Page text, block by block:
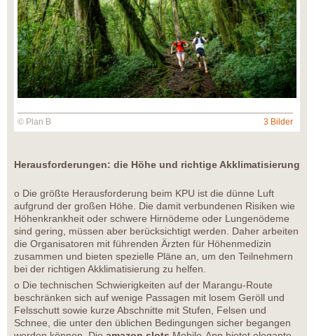
© Plan B 3 Bilder
Herausforderungen: die Höhe und richtige Akklimatisierung
o Die größte Herausforderung beim KPU ist die dünne Luft
aufgrund der großen Höhe. Die damit verbundenen Risiken wie
Höhenkrankheit oder schwere Hirnödeme oder Lungenödeme
sind gering, müssen aber berücksichtigt werden. Daher arbeiten
die Organisatoren mit führenden Ärzten für Höhenmedizin
zusammen und bieten spezielle Pläne an, um den Teilnehmern
bei der richtigen Akklimatisierung zu helfen.
o Die technischen Schwierigkeiten auf der Marangu-Route
beschränken sich auf wenige Passagen mit losem Geröll und
Felsschutt sowie kurze Abschnitte mit Stufen, Felsen und
Schnee, die unter den üblichen Bedingungen sicher begangen